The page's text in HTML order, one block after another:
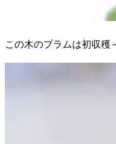
この木のプラムは初収穫